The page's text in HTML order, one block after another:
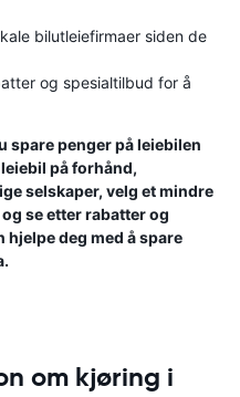
bilutleiefirmaer siden de
og spesialtilbud for å
spare penger på leiebilen
på forhånd,
selskaper, velg et mindre
se etter rabatter og
deg med å spare
om kjøring i